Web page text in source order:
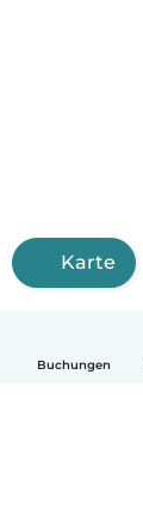
Buchungen
Karte